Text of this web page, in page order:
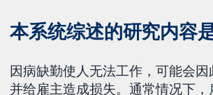
本系统综述的研究内容
因病缺勤使人无法工作，可能会因
并给雇主造成损失。通常情况下